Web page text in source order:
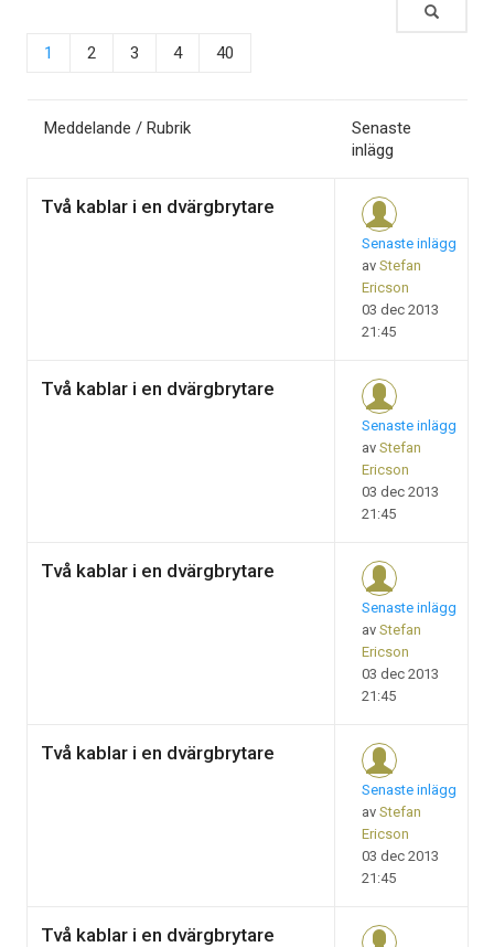
1 2 3 4 40
Meddelande / Rubrik
Senaste
inlägg
Två kablar i en dvärgbrytare
Senaste inlägg
av Stefan
Ericson
03 dec 2013
21:45
Två kablar i en dvärgbrytare
Senaste inlägg
av Stefan
Ericson
03 dec 2013
21:45
Två kablar i en dvärgbrytare
Senaste inlägg
av Stefan
Ericson
03 dec 2013
21:45
Två kablar i en dvärgbrytare
Senaste inlägg
av Stefan
Ericson
03 dec 2013
21:45
Två kablar i en dvärgbrytare